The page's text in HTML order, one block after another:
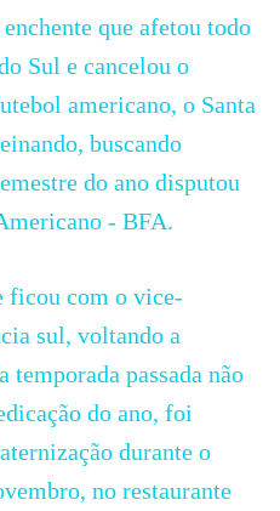
que afetou todo
Sul e cancelou o
americano, o Santa
buscando
do ano disputou
- BFA.
ficou com o vice-
sul, voltando a
passada não
do ano, foi
durante o
no restaurante